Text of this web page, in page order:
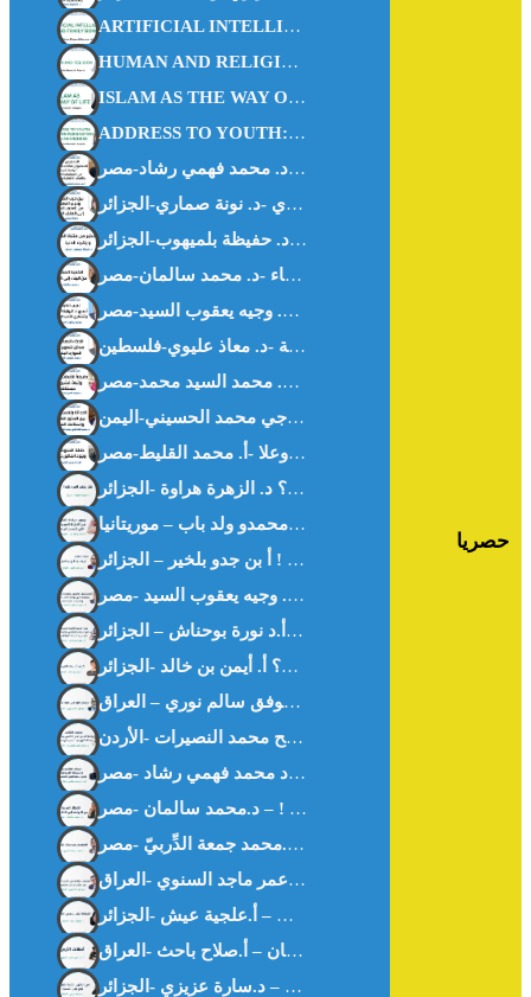
حصريا
ARTIFICIAL INTELLIGENCE AND FAMILY BONDS -DR. KHEIRA M’HAMEDI BOUZINA-ALGERIA-
HUMAN AND RELIGION -DR. ZAHIA HAOUICHI-ALGERIA-
ISLAM AS THE WAY OF LIFE -Ms. WISSAL HANOUF-MALAYSIA
ADDRESS TO YOUTH: BETWEEN FASCINATION AND AWARENESS – DR. NOUNA.SAMMARI-ALGERIA